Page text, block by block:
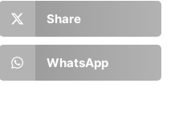
Share
WhatsApp